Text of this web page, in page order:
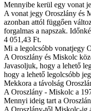
Mennyibe kerül egy vonat
A vonat jegy Oroszlány és
azonban attól függően
forgalmas a napszak.
4 051,43 Ft.
Mi a legolcsóbb vonatjegy
A Oroszlány és Miskolc
Javasoljuk, hogy a lehető
hogy a lehető legolcsóbb
Mekkora a távolság
A Oroszlány - Miskolc a
Mennyi ideig tart a